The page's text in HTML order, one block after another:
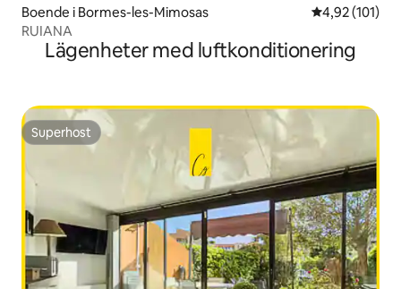
Boende i Bormes-les-Mimosas 4,92 av 5 i
4,92 (101)
RUIANA
Lägenheter med luftkonditionering
Superhost
Superhost